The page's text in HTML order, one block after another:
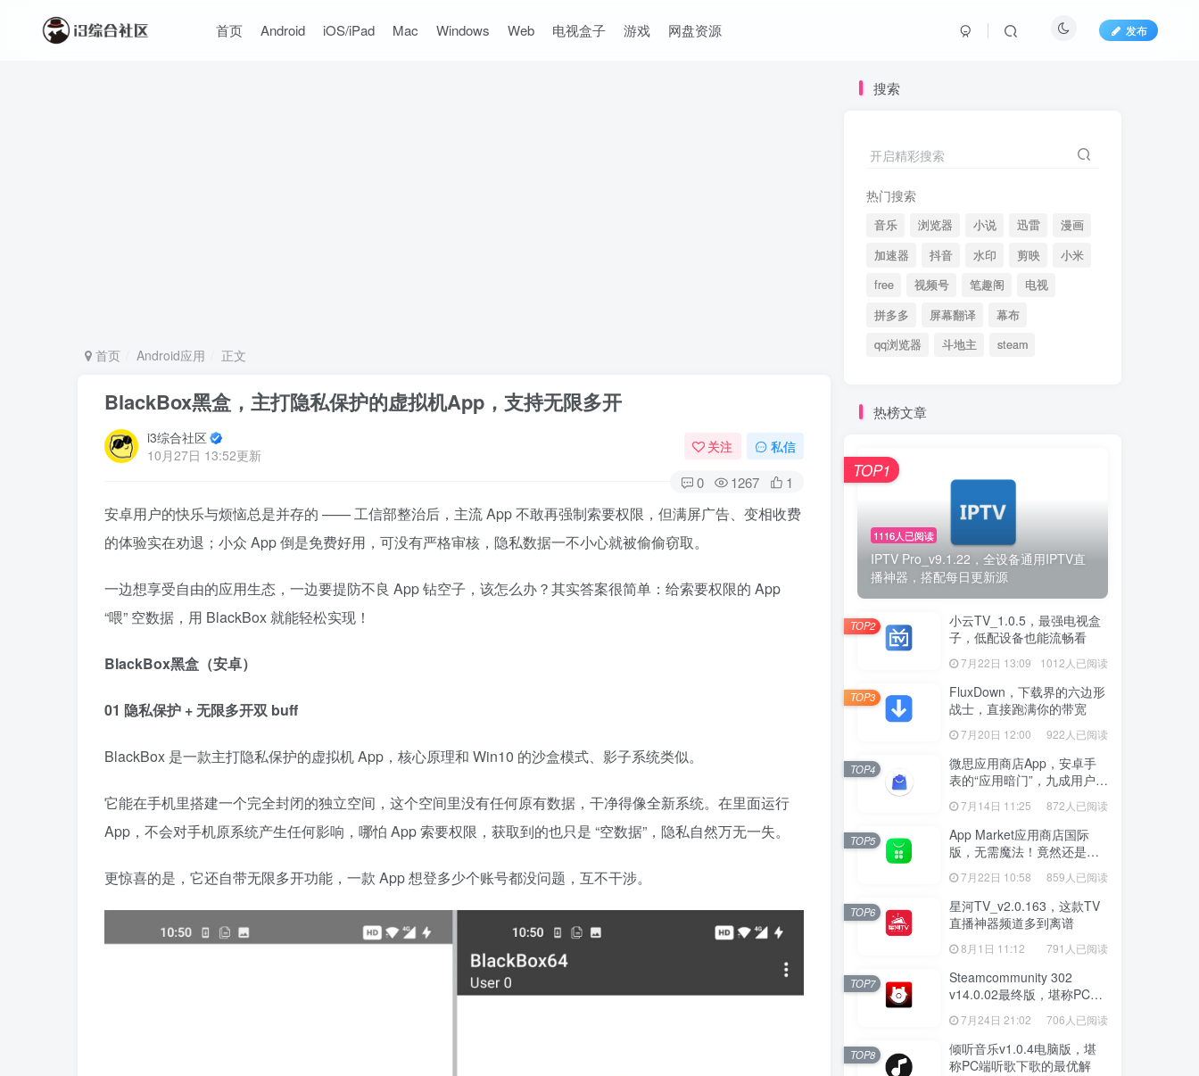
首页 Android iOS/iPad Mac Windows Web 电视盒子 游戏 网盘资源 发布
首页 Android应用 正文
BlackBox黑盒，主打隐私保护的虚拟机App，支持无限多开
i3综合社区
10月27日 13:52更新
关注 私信
0 1267 1
安卓用户的快乐与烦恼总是并存的 —— 工信部整治后，主流 App 不敢再强制索要权限，但满屏广告、变相收费
的体验实在劝退；小众 App 倒是免费好用，可没有严格审核，隐私数据一不小心就被偷偷窃取。
一边想享受自由的应用生态，一边要提防不良 App 钻空子，该怎么办？其实答案很简单：给索要权限的 App
“喂” 空数据，用 BlackBox 就能轻松实现！
BlackBox黑盒（安卓）
01 隐私保护 + 无限多开双 buff
BlackBox 是一款主打隐私保护的虚拟机 App，核心原理和 Win10 的沙盒模式、影子系统类似。
它能在手机里搭建一个完全封闭的独立空间，这个空间里没有任何原有数据，干净得像全新系统。在里面运行
App，不会对手机原系统产生任何影响，哪怕 App 索要权限，获取到的也只是 “空数据”，隐私自然万无一失。
更惊喜的是，它还自带无限多开功能，一款 App 想登多少个账号都没问题，互不干涉。
搜索
开启精彩搜索
热门搜索
音乐 浏览器 小说 迅雷
漫画
加速器
抖音 水印 剪映
小米
free
视频号 笔趣阁
电视
拼多多
屏幕翻译
幕布
qq浏览器
斗地主 steam
热榜文章
1116人已阅读
IPTV Pro_v9.1.22，全设备通用IPTV直
播神器，搭配每日更新源
TOP1
小云TV_1.0.5，最强电视盒
子，低配设备也能流畅看
7月22日 13:09 1012人已阅读
TOP2
FluxDown，下载界的六边形
战士，直接跑满你的带宽
7月20日 12:00 922人已阅读
TOP3
微思应用商店App，安卓手
表的“应用暗门”，九成用户还
没发现
7月14日 11:25 872人已阅读
TOP4
App Market应用商店国际
版，无需魔法！竟然还是大
厂出品？
7月22日 10:58 859人已阅读
TOP5
星河TV_v2.0.163，这款TV
直播神器频道多到离谱
8月1日 11:12 791人已阅读
TOP6
Steamcommunity 302
v14.0.02最终版，堪称PC玩
家必备的网络工具箱
7月24日 21:02 706人已阅读
TOP7
倾听音乐v1.0.4电脑版，堪
称PC端听歌下歌的最优解
TOP8